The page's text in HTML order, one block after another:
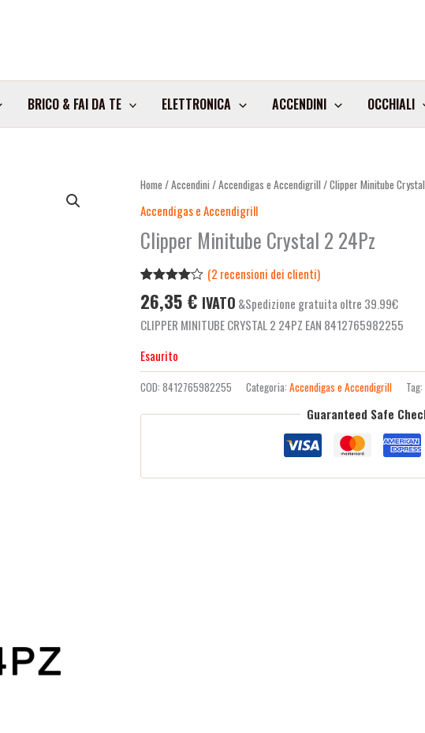
BRICO & FAI DA TE ELETTRONICA ACCENDINI OCCHIALI
Home /Accendini /Accendigas e Accendigrill / Clipper Minitube
Accendigas e Accendigrill
Clipper Minitube Crystal 2 24Pz
4.00 su
5 su
base di
(2 recensioni dei clienti)
26,35 € IVATO &Spedizione gratuita oltre 39.99€
CLIPPER MINITUBE CRYSTAL 2 24PZ EAN 8412765982255
Esaurito
COD:8412765982255 Categoria:Accendigas e Accendigrill Tag:
Guaranteed Safe